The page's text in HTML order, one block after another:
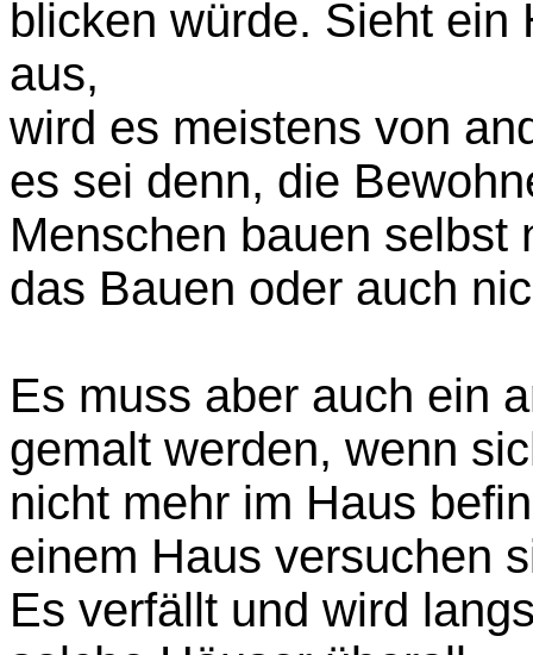
blicken würde. Sieht ein
aus,
wird es meistens von
es sei denn, die
Menschen bauen selbst
das Bauen oder auch
Es muss aber auch ein
gemalt werden, wenn
nicht mehr im Haus
einem Haus versuchen
Es verfällt und wird